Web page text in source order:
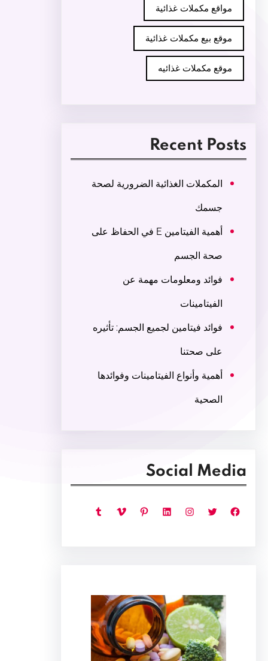
مواقع مكملات غذائية
موقع بيع مكملات غذائية
موقع مكملات غذائيه
Recent Posts
المكملات الغذائية الضرورية لصحة
جسمك
أهمية الفيتامين E في الحفاظ على
صحة الجسم
فوائد ومعلومات مهمة عن
الفيتامينات
فوائد فيتامين لجميع الجسم: تأثيره
على صحتنا
أهمية وأنواع الفيتامينات وفوائدها
الصحية
Social Media
فيسبوك تويتر إنستجرام لينكد إن بينتريست فيميو تمبلر